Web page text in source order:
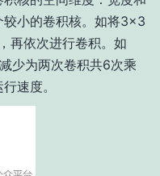
小的卷积核。如将3×3
再依次进行卷积。如
少为两次卷积共6次乘
速度。